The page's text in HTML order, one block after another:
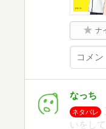
ナ
なっち
ネタバレ
いをし